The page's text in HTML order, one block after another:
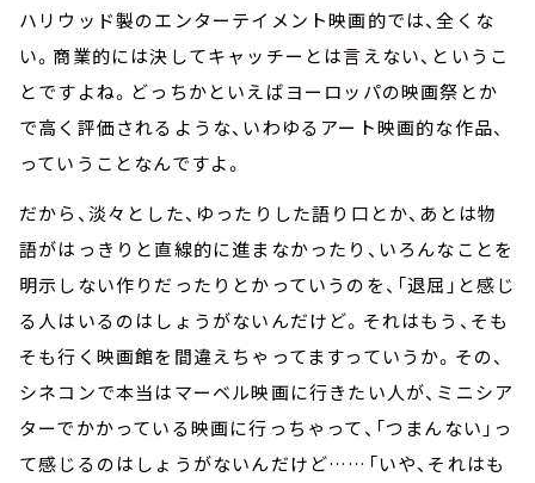
ハリウッド製のエンターテイメント映画的では、全くな
い。商業的には決してキャッチーとは言えない、というこ
とですよね。どっちかといえばヨーロッパの映画祭とか
で高く評価されるような、いわゆるアート映画的な作品、
っていうことなんですよ。
だから、淡々とした、ゆったりした語り口とか、あとは物
語がはっきりと直線的に進まなかったり、いろんなことを
明示しない作りだったりとかっていうのを、「退屈」と感じ
る人はいるのはしょうがないんだけど。それはもう、そも
そも行く映画館を間違えちゃってますっていうか。その、
シネコンで本当はマーベル映画に行きたい人が、ミニシア
ターでかかっている映画に行っちゃって、「つまんない」っ
て感じるのはしょうがないんだけど……「いや、それはも